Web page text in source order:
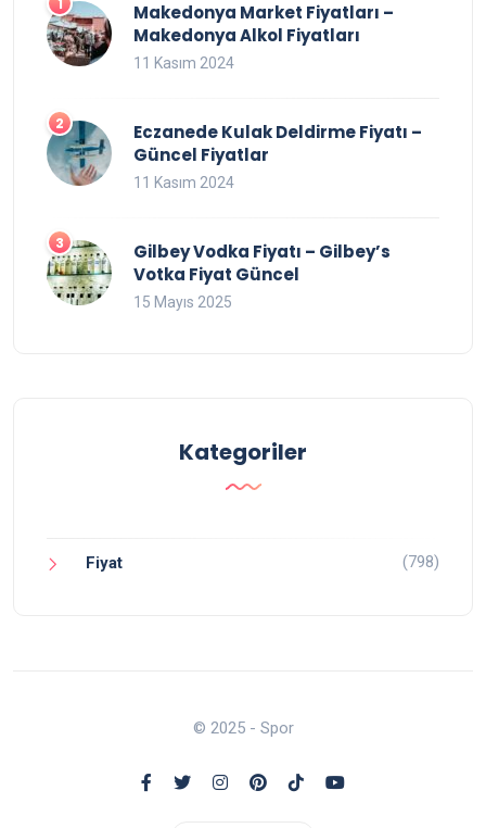
Makedonya Market Fiyatları –
Makedonya Alkol Fiyatları
11 Kasım 2024
Eczanede Kulak Deldirme Fiyatı –
Güncel Fiyatlar
11 Kasım 2024
Gilbey Vodka Fiyatı – Gilbey’s
Votka Fiyat Güncel
15 Mayıs 2025
Kategoriler
Fiyat (798)
© 2025 - Spor